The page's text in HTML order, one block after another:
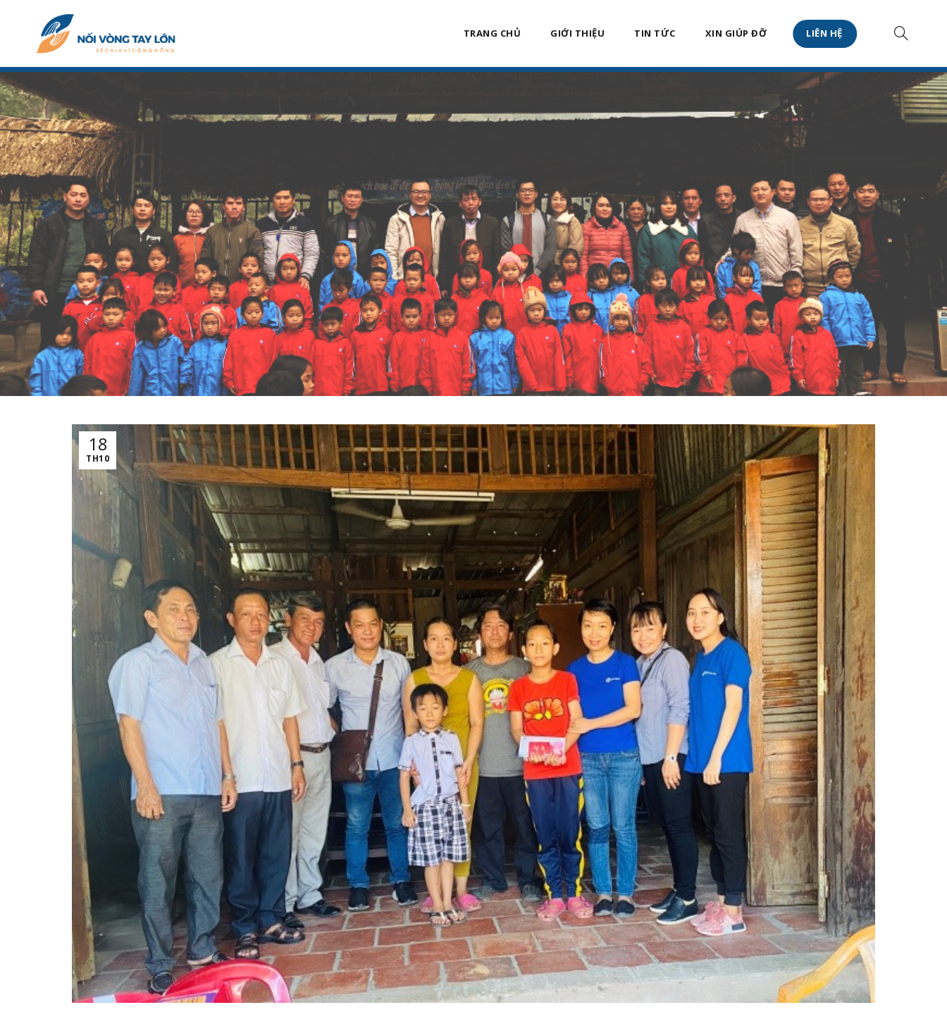
TRANG CHỦ GIỚI THIỆU TIN TỨC XIN GIÚP ĐỠ LIÊN HỆ
18
TH10